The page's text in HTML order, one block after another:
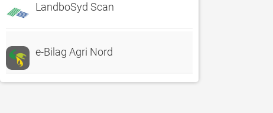
LandboSyd Scan
e-Bilag Agri Nord